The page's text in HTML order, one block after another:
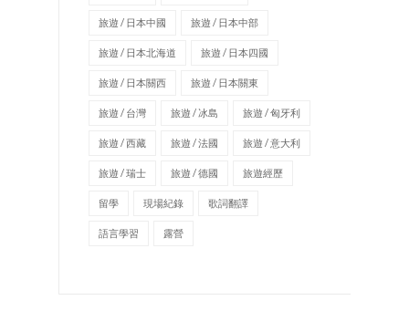
旅遊 / 日本中國 旅遊 / 日本中部
旅遊 / 日本北海道 旅遊 / 日本四國
旅遊 / 日本關西 旅遊 / 日本關東
旅遊 / 台灣 旅遊 / 冰島 旅遊 / 匈牙利
旅遊 / 西藏 旅遊 / 法國 旅遊 / 意大利
旅遊 / 瑞士 旅遊 / 德國 旅遊經歷
留學 現場紀錄 歌詞翻譯
語言學習 露營